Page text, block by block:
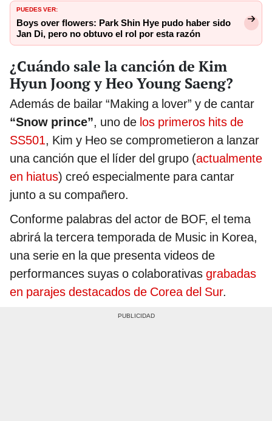
PUEDES VER:
Boys over flowers: Park Shin Hye pudo haber sido
Jan Di, pero no obtuvo el rol por esta razón
¿Cuándo sale la canción de Kim
Hyun Joong y Heo Young Saeng?
Además de bailar “Making a lover” y de cantar
“Snow prince”, uno de los primeros hits de
SS501, Kim y Heo se comprometieron a lanzar
una canción que el líder del grupo (actualmente
en hiatus) creó especialmente para cantar
junto a su compañero.
Conforme palabras del actor de BOF, el tema
abrirá la tercera temporada de Music in Korea,
una serie en la que presenta videos de
performances suyas o colaborativas grabadas
en parajes destacados de Corea del Sur.